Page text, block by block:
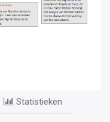
Statistieken